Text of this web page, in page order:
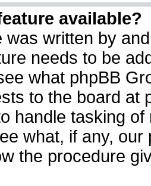
available?
was written by
needs to be
what phpBB
to the board at
handle tasking
what, if any,
the procedure